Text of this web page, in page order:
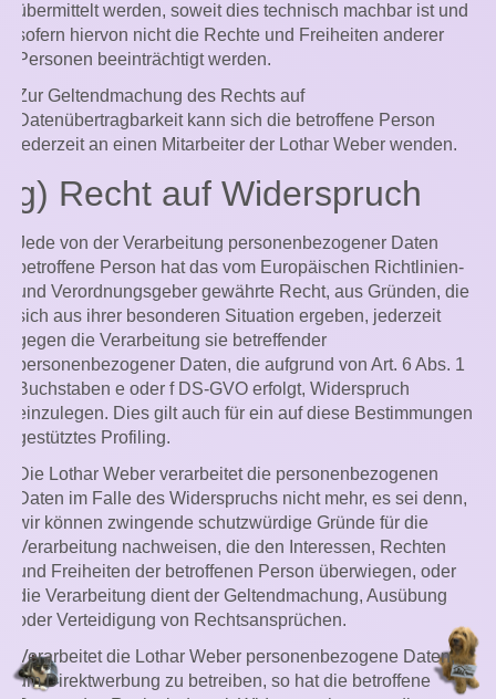
übermittelt werden, soweit dies technisch machbar ist und
sofern hiervon nicht die Rechte und Freiheiten anderer
Personen beeinträchtigt werden.
Zur Geltendmachung des Rechts auf
Datenübertragbarkeit kann sich die betroffene Person
jederzeit an einen Mitarbeiter der Lothar Weber wenden.
g) Recht auf Widerspruch
Jede von der Verarbeitung personenbezogener Daten
betroffene Person hat das vom Europäischen Richtlinien-
und Verordnungsgeber gewährte Recht, aus Gründen, die
sich aus ihrer besonderen Situation ergeben, jederzeit
gegen die Verarbeitung sie betreffender
personenbezogener Daten, die aufgrund von Art. 6 Abs. 1
Buchstaben e oder f DS-GVO erfolgt, Widerspruch
einzulegen. Dies gilt auch für ein auf diese Bestimmungen
gestütztes Profiling.
Die Lothar Weber verarbeitet die personenbezogenen
Daten im Falle des Widerspruchs nicht mehr, es sei denn,
wir können zwingende schutzwürdige Gründe für die
Verarbeitung nachweisen, die den Interessen, Rechten
und Freiheiten der betroffenen Person überwiegen, oder
die Verarbeitung dient der Geltendmachung, Ausübung
oder Verteidigung von Rechtsansprüchen.
Verarbeitet die Lothar Weber personenbezogene Daten,
um Direktwerbung zu betreiben, so hat die betroffene